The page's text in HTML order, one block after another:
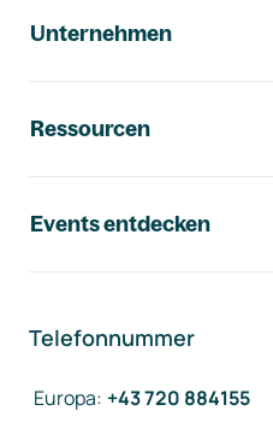
Unternehmen
Ressourcen
Events entdecken
Telefonnummer
Europa: +43 720 884155